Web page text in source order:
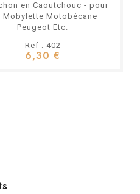
en Caoutchouc - pour
Mobylette Motobécane
Peugeot Etc.
Ref : 402
6,30 €